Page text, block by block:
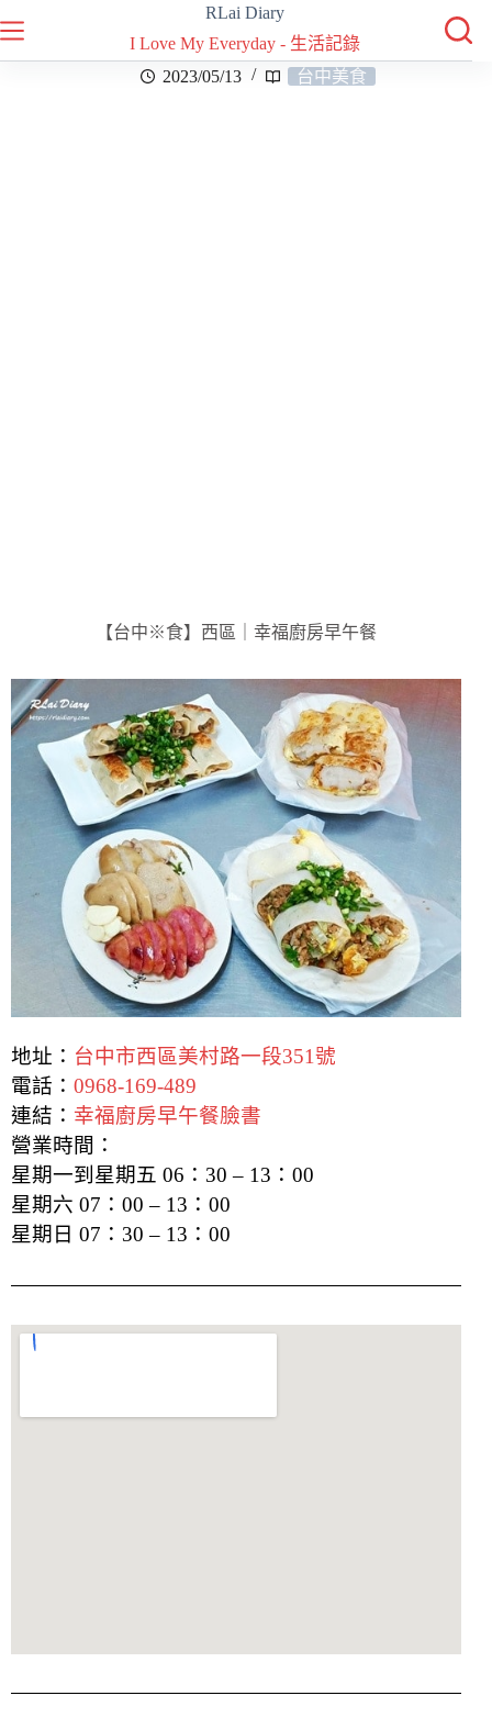
RLai Diary
I Love My Everyday - 生活記錄
2023/05/13
台中美食
【台中※食】西區｜幸福廚房早午餐
地址： 台中市西區美村路一段351號
電話： 0968-169-489
連結： 幸福廚房早午餐臉書
營業時間：
星期一到星期五 06：30 – 13：00
星期六 07：00 – 13：00
星期日 07：30 – 13：00